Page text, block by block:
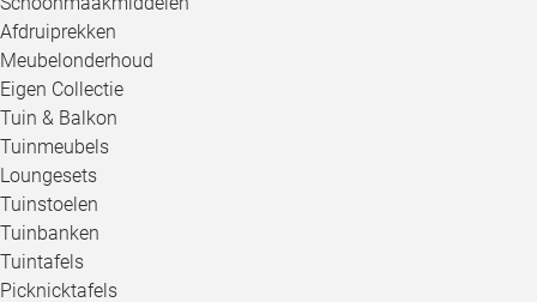
Afdruiprekken
Meubelonderhoud
Eigen Collectie
Tuin & Balkon
Tuinmeubels
Loungesets
Tuinstoelen
Tuinbanken
Tuintafels
Picknicktafels